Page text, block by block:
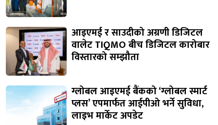
आइएमई र साउदीको अग्रणी डिजिटल
वालेट TIQMO बीच डिजिटल कारोबार
विस्तारको सम्झौता
ग्लोबल आइएमई बैंकको ‘ग्लोबल स्मार्ट
प्लस’ एपमार्फत आईपीओ भर्ने सुविधा,
लाइभ मार्केट अपडेट